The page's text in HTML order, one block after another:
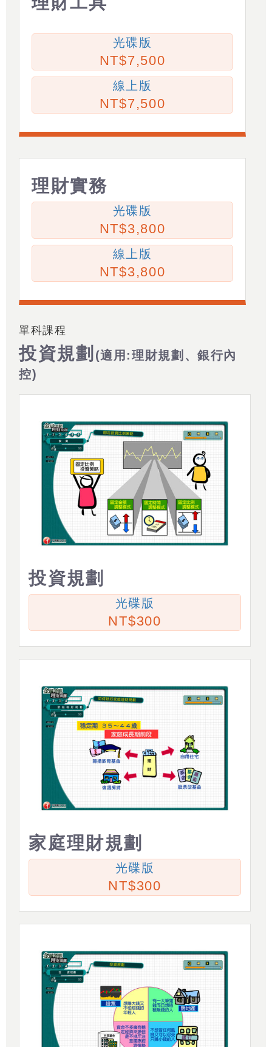
光碟版
7,500
線上版
7,500
理財實務
光碟版
3,800
線上版
3,800
單科課程
投資規劃 (適用:理財規劃、銀行內
控)
投資規劃
光碟版
300
家庭理財規劃
光碟版
300